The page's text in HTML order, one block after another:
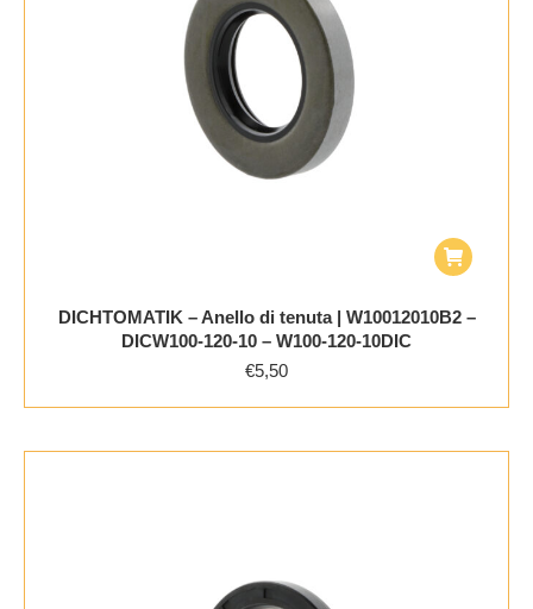
DICHTOMATIK – Anello di tenuta | W10012010B2 –
DICW100-120-10 – W100-120-10DIC
€5,50